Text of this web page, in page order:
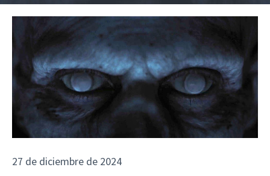
27 de diciembre de 2024